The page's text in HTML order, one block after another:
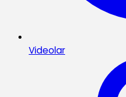
Videolar